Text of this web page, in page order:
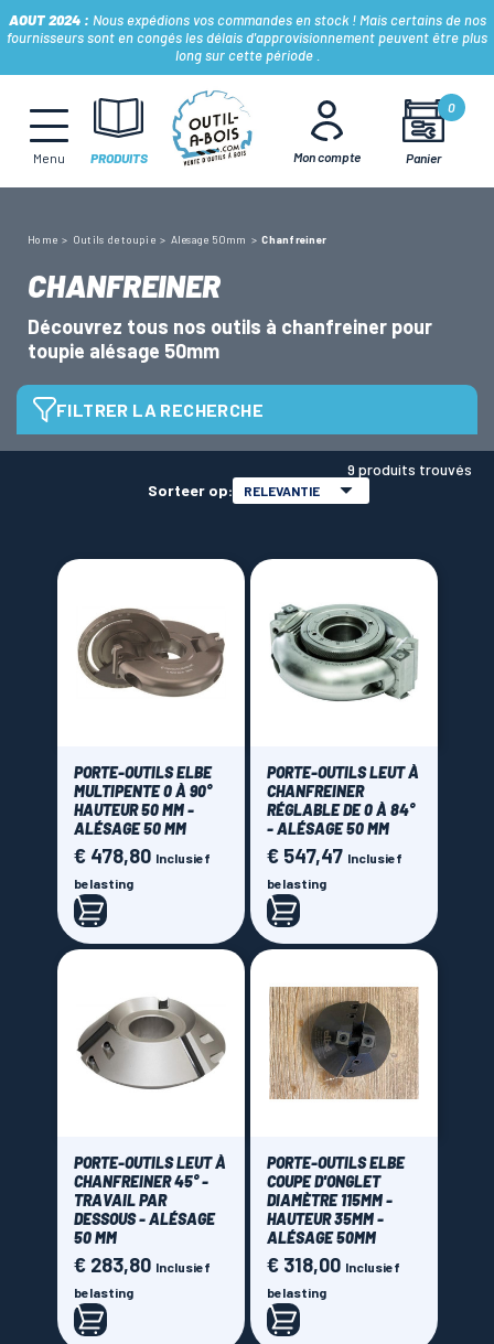
AOUT 2024 : Nous expédions vos commandes en stock ! Mais certains de nos
fournisseurs sont en congés les délais d'approvisionnement peuvent être plus
long sur cette période .
Menu PRODUITS Mon compte Panier
0
MÈCHES, FRAISES & FORETS
LAMES & DISQUES
CONSOMMABLES
OUTILS À MAIN
OUTILS DE TOUPIE
FERS & PLAQUETTES
LAMES SCIES RUBAN
Home Outils de toupie Alesage 50mm Chanfreiner
CHANFREINER
Découvrez tous nos outils à chanfreiner pour
toupie alésage 50mm
FILTRER LA RECHERCHE
Diamètre
Angle du chanfrein
Reglable de 30° à 75°
Reglable de 0° à 90°(3)
45°(2)
Brand
Elbe(3)
Leut
€ 0,00 - € 675,00
9 produits trouvés
Sorteer op:
RELEVANTIE
PORTE-OUTILS ELBE
MULTIPENTE 0 À 90°
HAUTEUR 50 MM -
ALÉSAGE 50 MM
Prijs
€ 478,80 Inclusief
belasting
PORTE-OUTILS LEUT À
CHANFREINER
RÉGLABLE DE 0 À 84°
- ALÉSAGE 50 MM
Prijs
€ 547,47 Inclusief
belasting
PORTE-OUTILS LEUT À
CHANFREINER 45° -
TRAVAIL PAR
DESSOUS - ALÉSAGE
50 MM
Prijs
€ 283,80 Inclusief
belasting
PORTE-OUTILS ELBE
COUPE D'ONGLET
DIAMÈTRE 115MM -
HAUTEUR 35MM -
ALÉSAGE 50MM
Prijs
€ 318,00 Inclusief
belasting